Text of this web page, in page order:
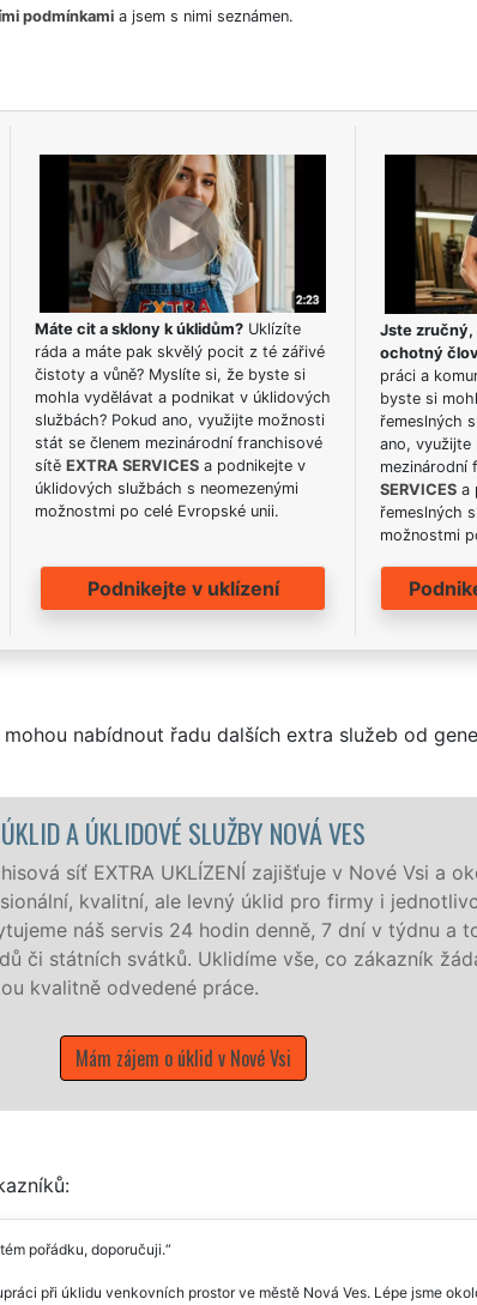
podmínkamia jsem s nimi seznámen.
Máte cit a sklony k úklidům?Uklízíte
ráda a máte pak skvělý pocit z té zářivé
čistoty a vůně? Myslíte si, že byste si
mohla vydělávat a podnikat v úklidových
službách? Pokud ano, využijte možnosti
stát se členem mezinárodní franchisové
sítě EXTRA SERVICESa podnikejte v
úklidových službách s neomezenými
možnostmi po celé Evropské unii.
Podnikejte v uklízení
Jste zručný,
ochotný
práci a
byste si
řemeslných
ano, využijte
SERVICES a
řemeslných
možnostmi
nabídnout řadu dalších extra služeb od
pořádku, doporučuji.
při úklidu venkovních prostor ve městě Nová Ves. Lépe jsme